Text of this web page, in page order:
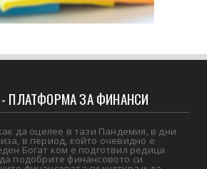
- ПЛАТФОРМА ЗА ФИНАНСИ
да оцелее в тази Пандемия, в дни
в период, който очевидно е
Богат ком е подготвил редица
подобрите финансовото си